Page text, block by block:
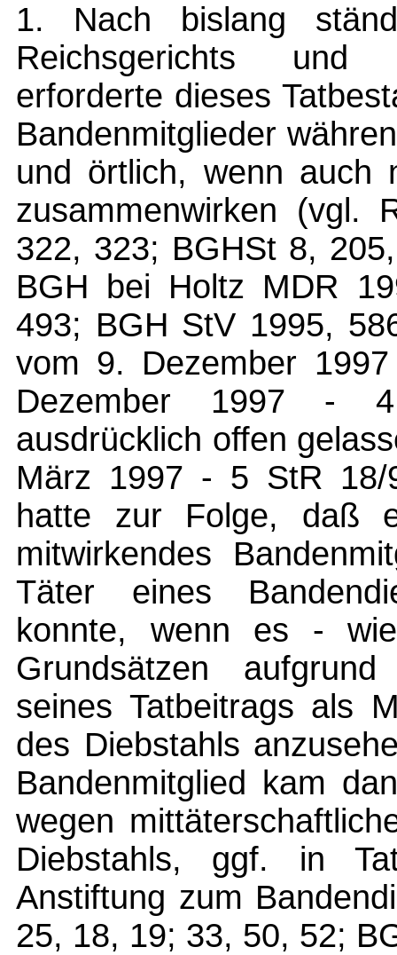
1. Nach bislang
Reichsgerichts und
erforderte dieses
Bandenmitglieder
und örtlich, wenn auch
zusammenwirken
322, 323; BGHSt 8,
BGH bei Holtz MDR
493; BGH StV 1995,
vom 9. Dezember
Dezember 1997 -
ausdrücklich offen
März 1997 - 5 StR 18/
hatte zur Folge, daß
mitwirkendes
Täter eines
konnte, wenn es -
Grundsätzen
seines Tatbeitrags als
des Diebstahls
Bandenmitglied kam
wegen
Diebstahls, ggf. in
Anstiftung zum
25, 18, 19; 33, 50, 52;